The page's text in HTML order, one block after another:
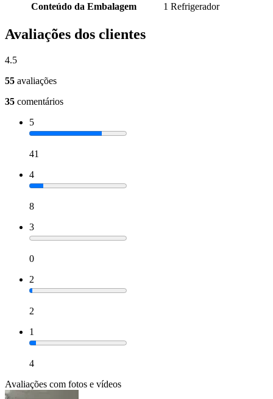
Conteúdo da Embalagem
1 Refrigerador
Avaliações dos clientes
4.5
55 avaliações
35 comentários
5
41
4
8
3
0
2
2
1
4
Avaliações com fotos e vídeos